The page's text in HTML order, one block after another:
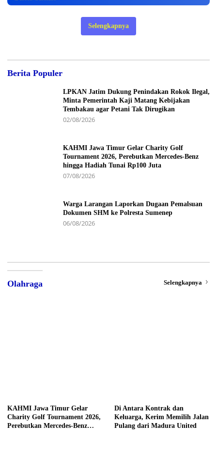
Selengkapnya
Berita Populer
LPKAN Jatim Dukung Penindakan Rokok Ilegal,
Minta Pemerintah Kaji Matang Kebijakan
Tembakau agar Petani Tak Dirugikan
02/08/2026
KAHMI Jawa Timur Gelar Charity Golf
Tournament 2026, Perebutkan Mercedes-Benz
hingga Hadiah Tunai Rp100 Juta
07/08/2026
Warga Larangan Laporkan Dugaan Pemalsuan
Dokumen SHM ke Polresta Sumenep
06/08/2026
Olahraga Selengkapnya
KAHMI Jawa Timur Gelar
Charity Golf Tournament 2026,
Perebutkan Mercedes-Benz
Di Antara Kontrak dan
Keluarga, Kerim Memilih Jalan
Pulang dari Madura United